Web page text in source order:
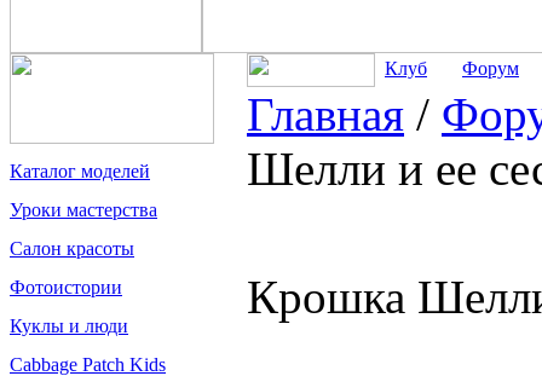
Каталог моделей
Уроки мастерства
Салон красоты
Фотоистории
Куклы и люди
Cabbage Patch Kids
Клуб Форум
Главная /
Шелли и ее
Крошка